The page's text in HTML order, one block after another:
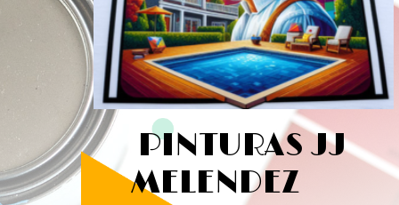
PINTURAS JJ
MELENDEZ